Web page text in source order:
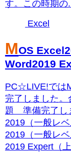
す。この時期の
Excel
MOS
Word2019
PC☆LIVE!では
完了しました。
題 準備完了し
2019（一般レ
2019（一般レ
2019 Expert（